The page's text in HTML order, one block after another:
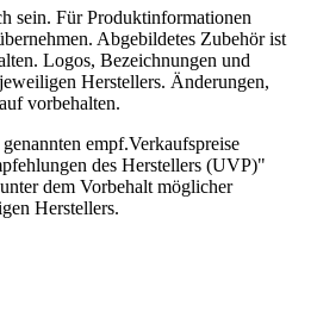
sein. Für Produktinformationen
Abgebildetes Zubehör ist
Logos, Bezeichnungen und
Herstellers. Änderungen,
vorbehalten.
empf.Verkaufspreise
des Herstellers (UVP)"
dem Vorbehalt möglicher
Herstellers.